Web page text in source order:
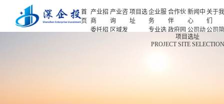
首
页
产业招
商
委托招
产业咨
询
区域发
项目选
址
企业服
务
专业选
项目申
合作伙
伴
政府园
企业客
新闻中
心
公司动
态
产业观
关于
们
公司
人力
项目选址
PROJECT SITE SELECTION